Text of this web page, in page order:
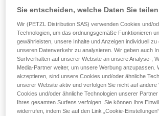
Der YARA CLUB 15 ist ein Canyoning-
Verwendung in Sport- und
Transportieren des Seils, verhindert, dass
Ausrüstung verwickelt, und erleichtert die
Stand oder beim Einrichten eines
gepolsterte Rücken sorgt dafür, dass der
und die beiden Tragegriffe erleichtern die
vielen eingearbeiteten Löcher sorgen für
Sie entscheiden, welche Daten Sie teilen
Wir (PETZL Distribution SAS) verwenden Cookies und/
Technologien, um das ordnungsgemäße Funktionieren
gewährleisten, unsere Inhalte und Anzeigen individuell zu
unseren Datenverkehr zu analysieren. Wir geben auch
Surfverhalten auf unserer Website an unsere Analyse-,
Media-Partner weiter, um unsere Werbung anzupassen.
akzeptieren, sind unsere Cookies und/oder ähnliche
unserer Website aktiv und verfolgen Sie nicht auf andere
Cookies und/oder ähnliche Technologien unserer
Ihres gesamten Surfens verfolgen. Sie können Ihre
widerrufen, indem Sie auf den Link „Cookie-